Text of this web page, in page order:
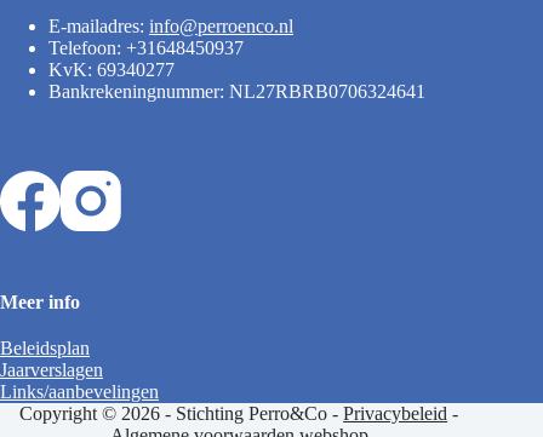
E-mailadres: info@perroenco.nl
Telefoon: +31648450937
KvK: 69340277
Bankrekeningnummer: NL27RBRB0706324641
Meer info
Beleidsplan
Jaarverslagen
Links/aanbevelingen
Copyright © 2026 - Stichting Perro&Co -Privacybeleid -